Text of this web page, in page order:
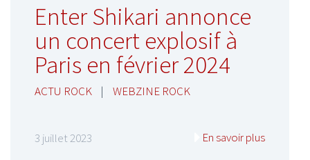
Enter Shikari annonce
un concert explosif à
Paris en février 2024
ACTU ROCK | WEBZINE ROCK
3 juillet 2023 En savoir plus